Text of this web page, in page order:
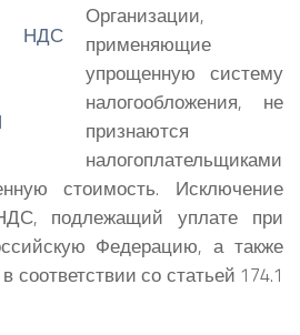
Организации,
применяющие
упрощенную систему
налогообложения, не
признаются
налогоплательщиками
стоимость. Исключение
подлежащий уплате при
Федерацию, а также
со статьей 174.1